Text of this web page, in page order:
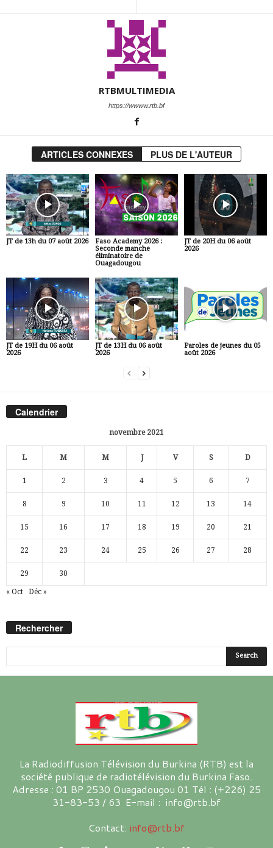
RTBMULTIMEDIA
https://wwww.rtb.bf
ARTICLES CONNEXES PLUS DE L'AUTEUR
JT de 13h du 07 août 2026
Faso Academy 2026 :
Seconde manche
éliminatoire de
Ouagadougou
JT de 20H du 06 août
2026
JT de 19H du 06 août
2026
JT de 13H du 06 août
2026
Paroles de jeunes du 05
août 2026
Calendrier
novembre 2021
L M M J V S D
1 2 3 4 5 6 7
8 9 10 11 12 13 14
15 16 17 18 19 20 21
22 23 24 25 26 27 28
29 30
« Oct Déc »
Rechercher
La Radiodiffusion Télévision du Burkina (RTB) est la
société publique de radiotélévision du Burkina Faso.
Adresse : 01 BP 2530 Ouagadougou 01 Tél : (+226) 25
31-83-53 / 63 E-mail : info@rtb.bf
Contact: info@rtb.bf